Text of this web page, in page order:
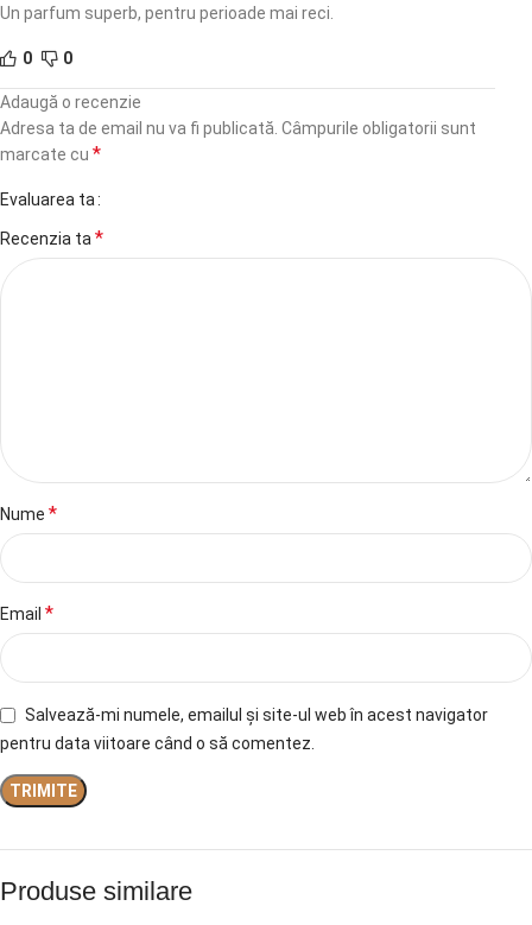
Un parfum superb, pentru perioade mai reci.
0 0
Adaugă o recenzie
Adresa ta de email nu va fi publicată. Câmpurile obligatorii sunt
marcate cu *
Evaluarea ta
Recenzia ta *
Nume *
Email *
Salvează-mi numele, emailul și site-ul web în acest navigator
pentru data viitoare când o să comentez.
Produse similare